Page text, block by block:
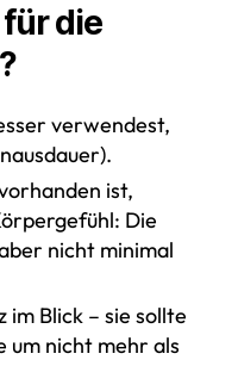
die
verwendest,
ist,
Die
nicht minimal
Blick – sie sollte
um nicht mehr als